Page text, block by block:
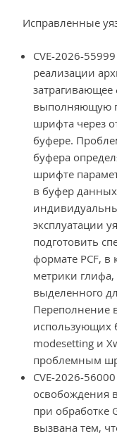
Исправленные
CVE-2026-
реализации
выполняющую
шрифта через
буфере.
буфера
шрифте
в буфер
эксплуатации
подготовить
формате PCF,
метрики
выделенного
Переполнение
использующих
modesetting и
проблемным
CVE-2026-
освобождения
при обработке
вызвана тем,